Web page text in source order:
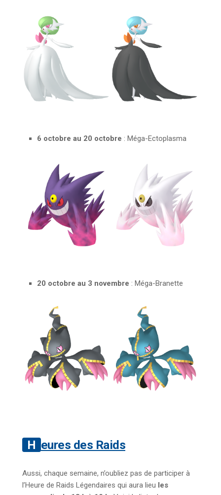
6 octobre au 20 octobre : Méga-Ectoplasma
20 octobre au 3 novembre : Méga-Branette
Heures des Raids
Aussi, chaque semaine, n’oubliez pas de participer à
l’Heure de Raids Légendaires qui aura lieu les